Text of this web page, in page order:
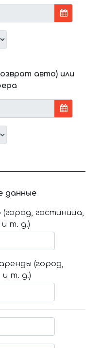
авто) или
данные
гостиница,
т. д.)
(город,
и т. д.)